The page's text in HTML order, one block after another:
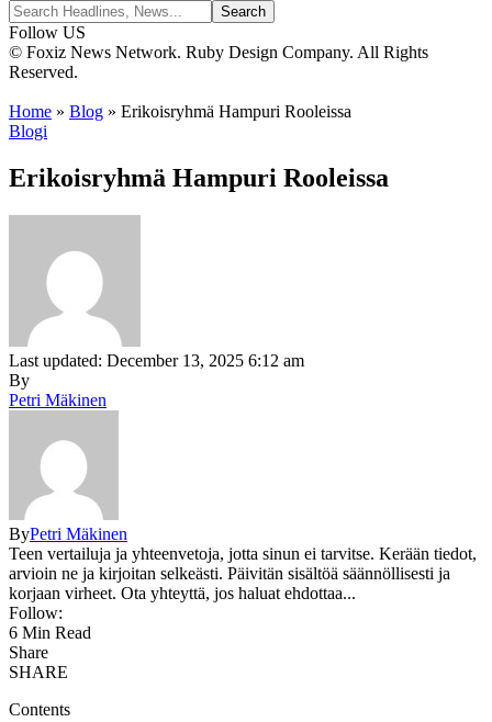
Follow US
© Foxiz News Network. Ruby Design Company. All Rights
Reserved.
Home » Blog » Erikoisryhmä Hampuri Rooleissa
Blogi
Erikoisryhmä Hampuri Rooleissa
Last updated: December 13, 2025 6:12 am
By
Petri Mäkinen
ByPetri Mäkinen
Teen vertailuja ja yhteenvetoja, jotta sinun ei tarvitse. Kerään tiedot,
arvioin ne ja kirjoitan selkeästi. Päivitän sisältöä säännöllisesti ja
korjaan virheet. Ota yhteyttä, jos haluat ehdottaa...
Follow:
6 Min Read
Share
SHARE
Contents